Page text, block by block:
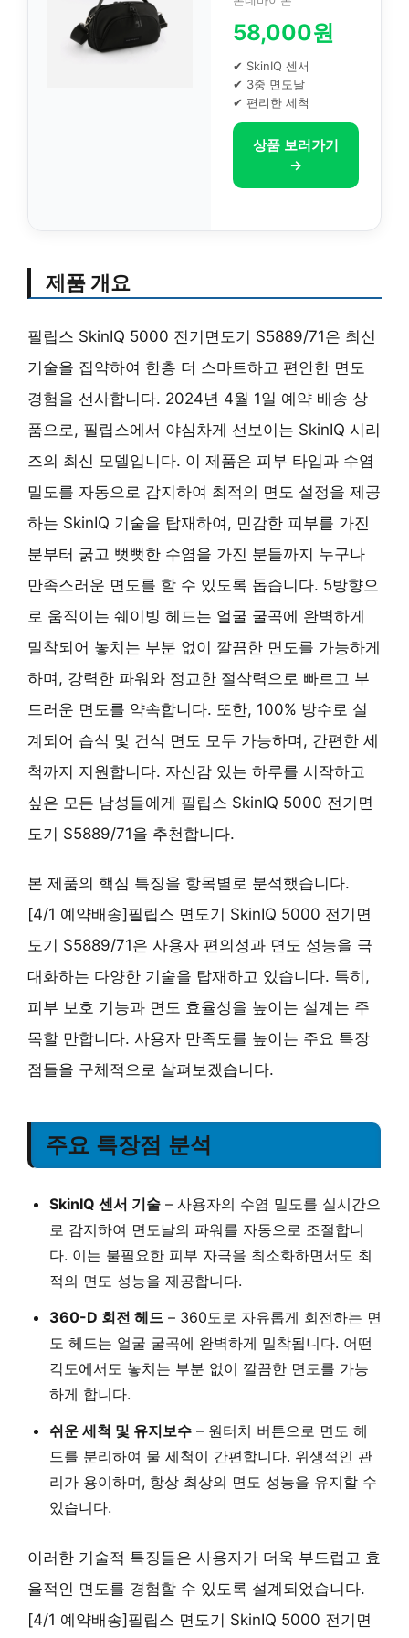
58,000원
✔ SkinIQ 센서
✔ 3중 면도날
✔ 편리한 세척
상품 보러가기
→
제품 개요
필립스 SkinIQ 5000 전기면도기 S5889/71은 최신
기술을 집약하여 한층 더 스마트하고 편안한 면도
경험을 선사합니다. 2024년 4월 1일 예약 배송 상
품으로, 필립스에서 야심차게 선보이는 SkinIQ 시리
즈의 최신 모델입니다. 이 제품은 피부 타입과 수염
밀도를 자동으로 감지하여 최적의 면도 설정을 제공
하는 SkinIQ 기술을 탑재하여, 민감한 피부를 가진
분부터 굵고 뻣뻣한 수염을 가진 분들까지 누구나
만족스러운 면도를 할 수 있도록 돕습니다. 5방향으
로 움직이는 쉐이빙 헤드는 얼굴 굴곡에 완벽하게
밀착되어 놓치는 부분 없이 깔끔한 면도를 가능하게
하며, 강력한 파워와 정교한 절삭력으로 빠르고 부
드러운 면도를 약속합니다. 또한, 100% 방수로 설
계되어 습식 및 건식 면도 모두 가능하며, 간편한 세
척까지 지원합니다. 자신감 있는 하루를 시작하고
싶은 모든 남성들에게 필립스 SkinIQ 5000 전기면
도기 S5889/71을 추천합니다.
본 제품의 핵심 특징을 항목별로 분석했습니다.
[4/1 예약배송]필립스 면도기 SkinIQ 5000 전기면
도기 S5889/71은 사용자 편의성과 면도 성능을 극
대화하는 다양한 기술을 탑재하고 있습니다. 특히,
피부 보호 기능과 면도 효율성을 높이는 설계는 주
목할 만합니다. 사용자 만족도를 높이는 주요 특장
점들을 구체적으로 살펴보겠습니다.
주요 특장점 분석
SkinIQ 센서 기술 – 사용자의 수염 밀도를 실시간으
로 감지하여 면도날의 파워를 자동으로 조절합니
다. 이는 불필요한 피부 자극을 최소화하면서도 최
적의 면도 성능을 제공합니다.
360-D 회전 헤드 – 360도로 자유롭게 회전하는 면
도 헤드는 얼굴 굴곡에 완벽하게 밀착됩니다. 어떤
각도에서도 놓치는 부분 없이 깔끔한 면도를 가능
하게 합니다.
쉬운 세척 및 유지보수 – 원터치 버튼으로 면도 헤
드를 분리하여 물 세척이 간편합니다. 위생적인 관
리가 용이하며, 항상 최상의 면도 성능을 유지할 수
있습니다.
이러한 기술적 특징들은 사용자가 더욱 부드럽고 효
율적인 면도를 경험할 수 있도록 설계되었습니다.
[4/1 예약배송]필립스 면도기 SkinIQ 5000 전기면